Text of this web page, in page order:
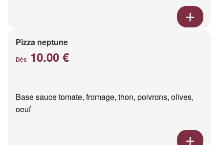
Pizza neptune
Dès 10.00 €
Base sauce tomate, fromage, thon, poivrons, olives,
oeuf